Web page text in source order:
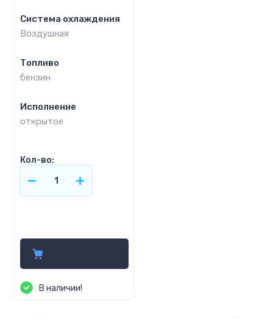
Система охлаждения
Воздушная
Топливо
бензин
Исполнение
открытое
Кол-во:
В наличии!